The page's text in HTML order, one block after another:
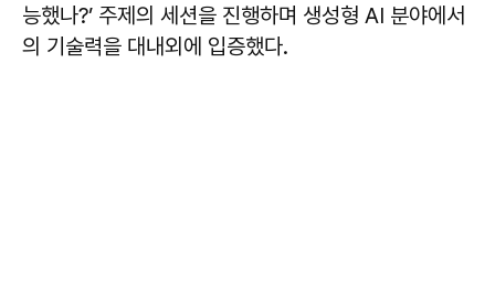
능했나?’ 주제의 세션을 진행하며 생성형 AI 분야에서
의 기술력을 대내외에 입증했다.